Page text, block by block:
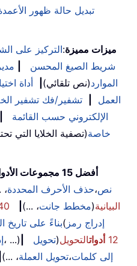
تبديل حالة ظهور
ميزات مميزة:التركيز على
شريط الصيغ المحسن
الموارد(نص تلقائي) أداة
العمل
تشفير/فك تشفير
الإلكتروني حسب القائمة
خاصة(تصفية الخلايا
أفضل 15 مجموعات الأدوات
نص،حذف الأحرف المحددة،
البيانية(مخطط جانت، ...) 40+
بناءً على تاريخ( إدراج رمز
، ...) 12 أدواتالتحويل(تحويل
إلى كلمات،تحويل العملة، ...)